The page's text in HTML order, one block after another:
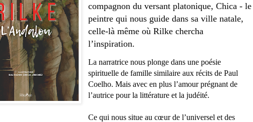
compagnon du versant platonique, Chica - le
peintre qui nous guide dans sa ville natale,
celle-là même où Rilke chercha
l’inspiration.
La narratrice nous plonge dans une poésie
spirituelle de famille similaire aux récits de Paul
Coelho. Mais avec en plus l’amour prégnant de
l’autrice pour la littérature et la judéité.
Ce qui nous situe au cœur de l’universel et des